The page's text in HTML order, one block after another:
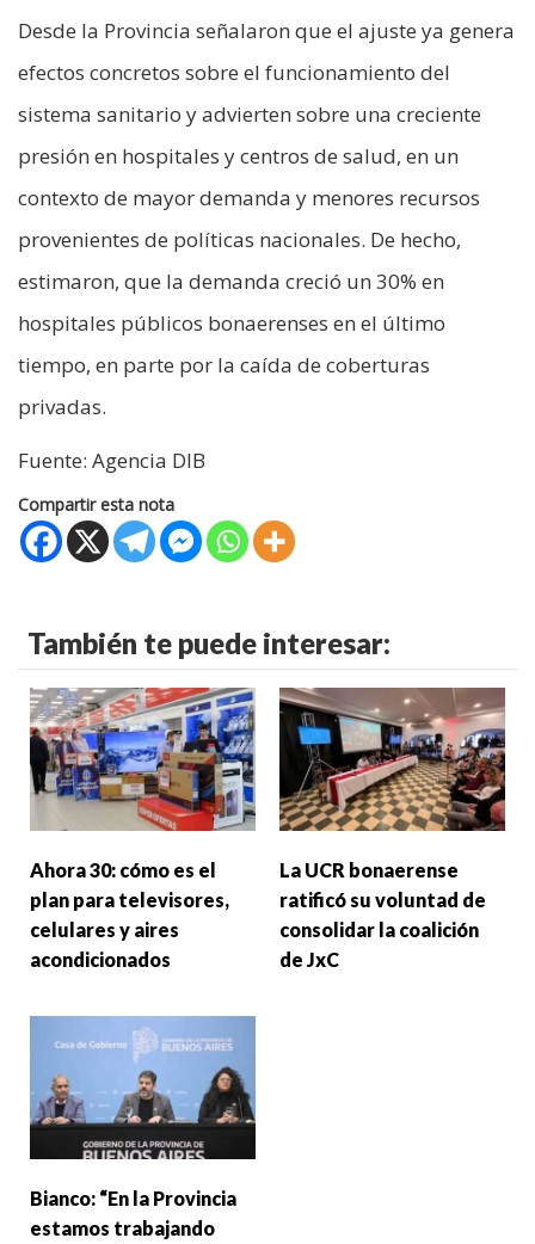
Desde la Provincia señalaron que el ajuste ya genera
efectos concretos sobre el funcionamiento del
sistema sanitario y advierten sobre una creciente
presión en hospitales y centros de salud, en un
contexto de mayor demanda y menores recursos
provenientes de políticas nacionales. De hecho,
estimaron, que la demanda creció un 30% en
hospitales públicos bonaerenses en el último
tiempo, en parte por la caída de coberturas
privadas.
Fuente: Agencia DIB
Compartir esta nota
También te puede interesar:
Ahora 30: cómo es el
plan para televisores,
celulares y aires
acondicionados
La UCR bonaerense
ratificó su voluntad de
consolidar la coalición
de JxC
Bianco: “En la Provincia
estamos trabajando